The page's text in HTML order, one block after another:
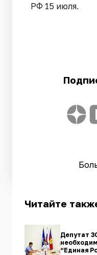
РФ 15 июля.
Читайте
Депутат
“Единая